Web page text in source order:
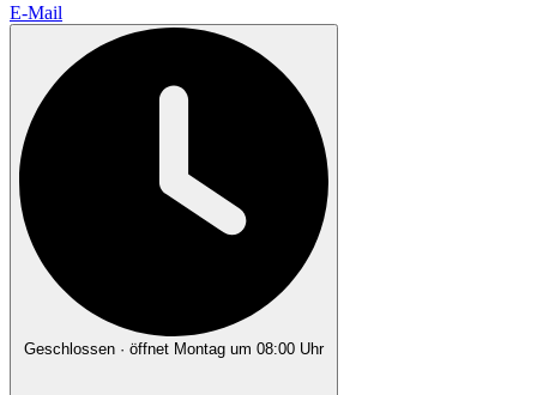
E-Mail
Geschlossen · öffnet Montag um 08:00 Uhr